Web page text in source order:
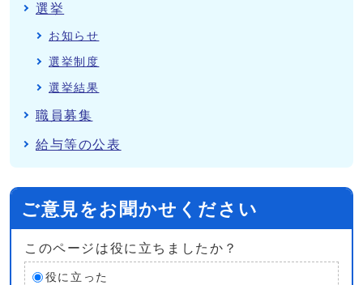
選挙
お知らせ
選挙制度
選挙結果
職員募集
給与等の公表
ご意見をお聞かせください
このページは役に立ちましたか？
役に立った